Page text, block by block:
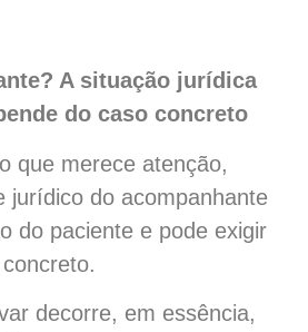
A situação jurídica
do caso concreto
que merece atenção,
jurídico do acompanhante
do paciente e pode exigir
decorre, em essência,